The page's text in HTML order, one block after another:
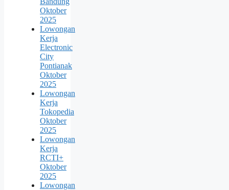
Oktober
2025
Lowongan
Kerja
Electronic
City
Pontianak
Oktober
2025
Lowongan
Kerja
Tokopedia
Oktober
2025
Lowongan
Kerja
RCTI+
Oktober
2025
Lowongan